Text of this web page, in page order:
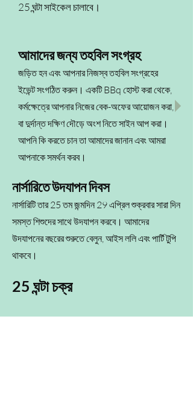
25 ঘন্টা সাইকেল চালাবে।
আমাদের জন্য তহবিল সংগ্রহ
জড়িত হন এবং আপনার নিজস্ব তহবিল সংগ্রহের
ইভেন্ট সংগঠিত করুন। একটি BBq হোস্ট করা থেকে,
কর্মক্ষেত্রে আপনার নিজের বেক-অফের আয়োজন করা,
বা দুর্দান্ত দক্ষিণ দৌড়ে অংশ নিতে সাইন আপ করা।
আপনি কি করতে চান তা আমাদের জানান এবং আমরা
আপনাকে সমর্থন করব।
নার্সারিতে উদযাপন দিবস
নার্সারিটি তার 25 তম জন্মদিন 29 এপ্রিল শুক্রবার সারা দিন
সমস্ত শিশুদের সাথে উদযাপন করবে। আমাদের
উদযাপনের বছরের শুরুতে বেলুন, আইস ললি এবং পার্টি টুপি
থাকবে।
25 ঘন্টা চক্র